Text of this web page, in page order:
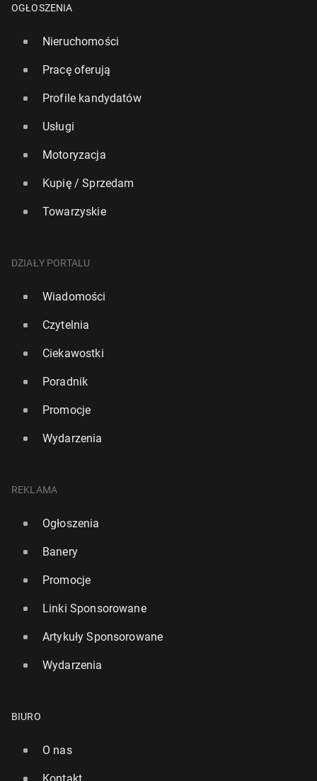
OGŁOSZENIA
Nieruchomości
Pracę oferują
Profile kandydatów
Usługi
Motoryzacja
Kupię / Sprzedam
Towarzyskie
DZIAŁY PORTALU
Wiadomości
Czytelnia
Ciekawostki
Poradnik
Promocje
Wydarzenia
REKLAMA
Ogłoszenia
Banery
Promocje
Linki Sponsorowane
Artykuły Sponsorowane
Wydarzenia
BIURO
O nas